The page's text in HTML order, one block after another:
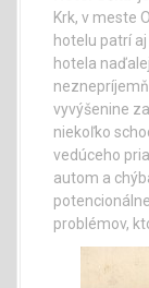
Krk, v meste
hotelu patrí
hotela
vyvýšenine
niekoľko
vedúceho
autom a
problémov,